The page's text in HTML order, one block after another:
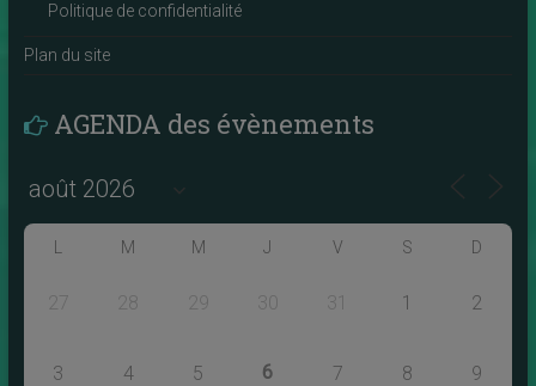
Politique de confidentialité
Plan du site
AGENDA des évènements
M M J V S D
27 28 29 30 31 1 2
3 4 5 6 7 8 9